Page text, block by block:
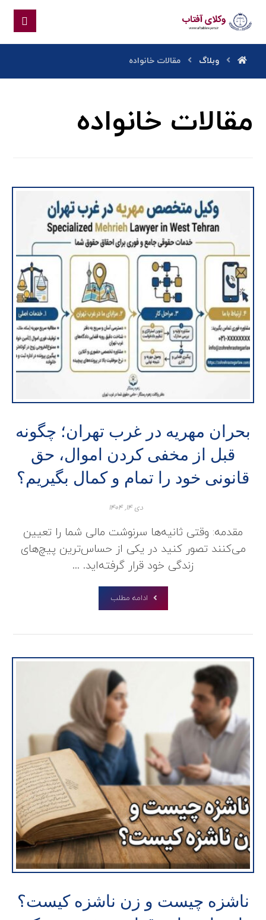
وبلاگ مقالات خانواده
مقالات خانواده
بحران مهریه در غرب تهران؛ چگونه
قبل از مخفی کردن اموال، حق
قانونی خود را تمام و کمال بگیریم؟
دی ۱۴, ۱۴۰۴
مقدمه: وقتی ثانیه‌ها سرنوشت مالی شما را تعیین
می‌کنند تصور کنید در یکی از حساس‌ترین پیچ‌های
زندگی خود قرار گرفته‌اید. ...
ادامه مطلب
ناشزه چیست و زن ناشزه کیست؟